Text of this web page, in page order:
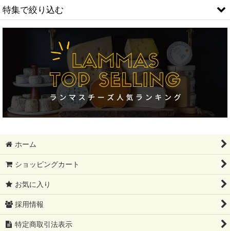
並び順:
特集で絞り込む
フィンランド大SALE!!!!
モンドール
12月31日まで
レストラン卸分SALE
父の日ギフト
コンテ祭り【10%OFF】
ホーム
ショッピングカート
お気に入り
採用情報
特定商取引法表示